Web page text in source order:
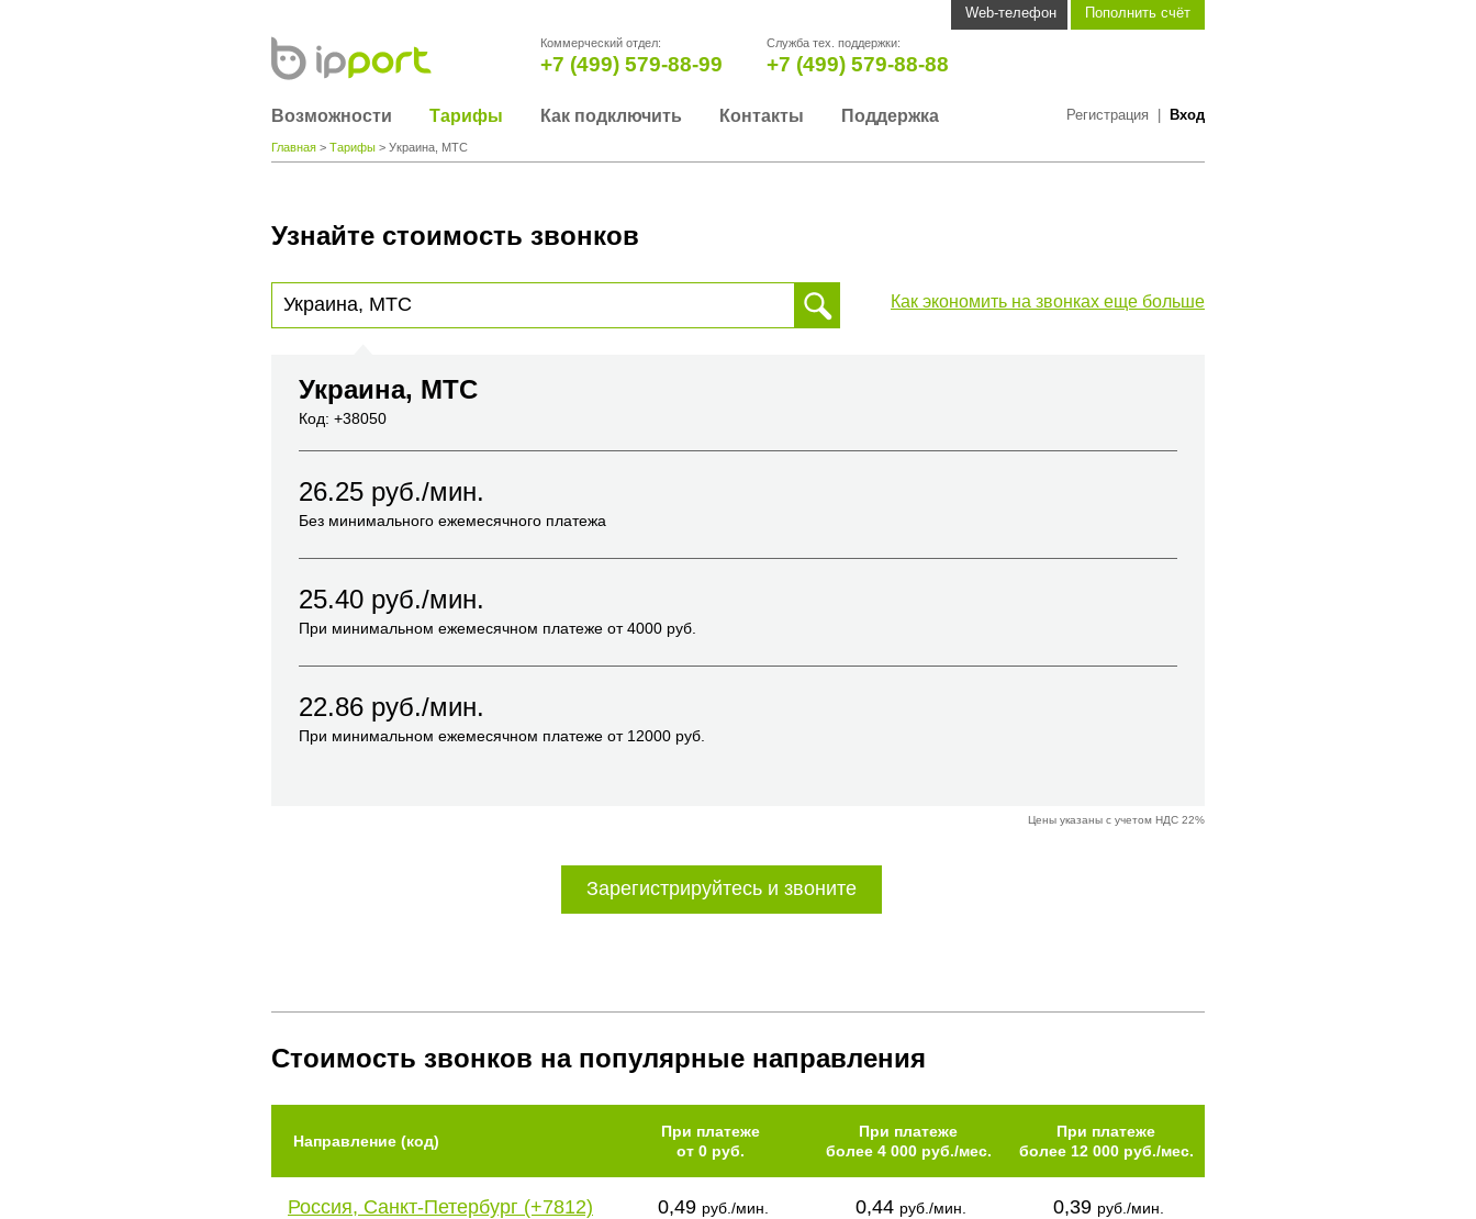
Web-телефон Пополнить счёт
Коммерческий отдел:
+7 (499) 579-88-99
Служба тех. поддержки:
+7 (499) 579-88-88
Регистрация Вход
Возможности Тарифы Как подключить Контакты Поддержка
Главная > Тарифы > Украина, МТС
Как экономить на звонках еще больше
Узнайте стоимость звонков
Украина, МТС
Код: +38050
26.25 руб./мин.
Без минимального ежемесячного платежа
25.40 руб./мин.
При минимальном ежемесячном платеже от4000 руб.
22.86 руб./мин.
При минимальном ежемесячном платеже от 12000 руб.
Цены указаны с учетом НДС 22%
Зарегистрируйтесь и звоните
Стоимость звонков на популярные направления
Направление (код)
При платеже
от 0 руб.
При платеже
более 4 000 руб./мес.
При платеже
более 12 000 руб./мес.
Россия, Санкт-Петербург (+7812) 0,49 руб./мин. 0,44 руб./мин. 0,39 руб./мин.